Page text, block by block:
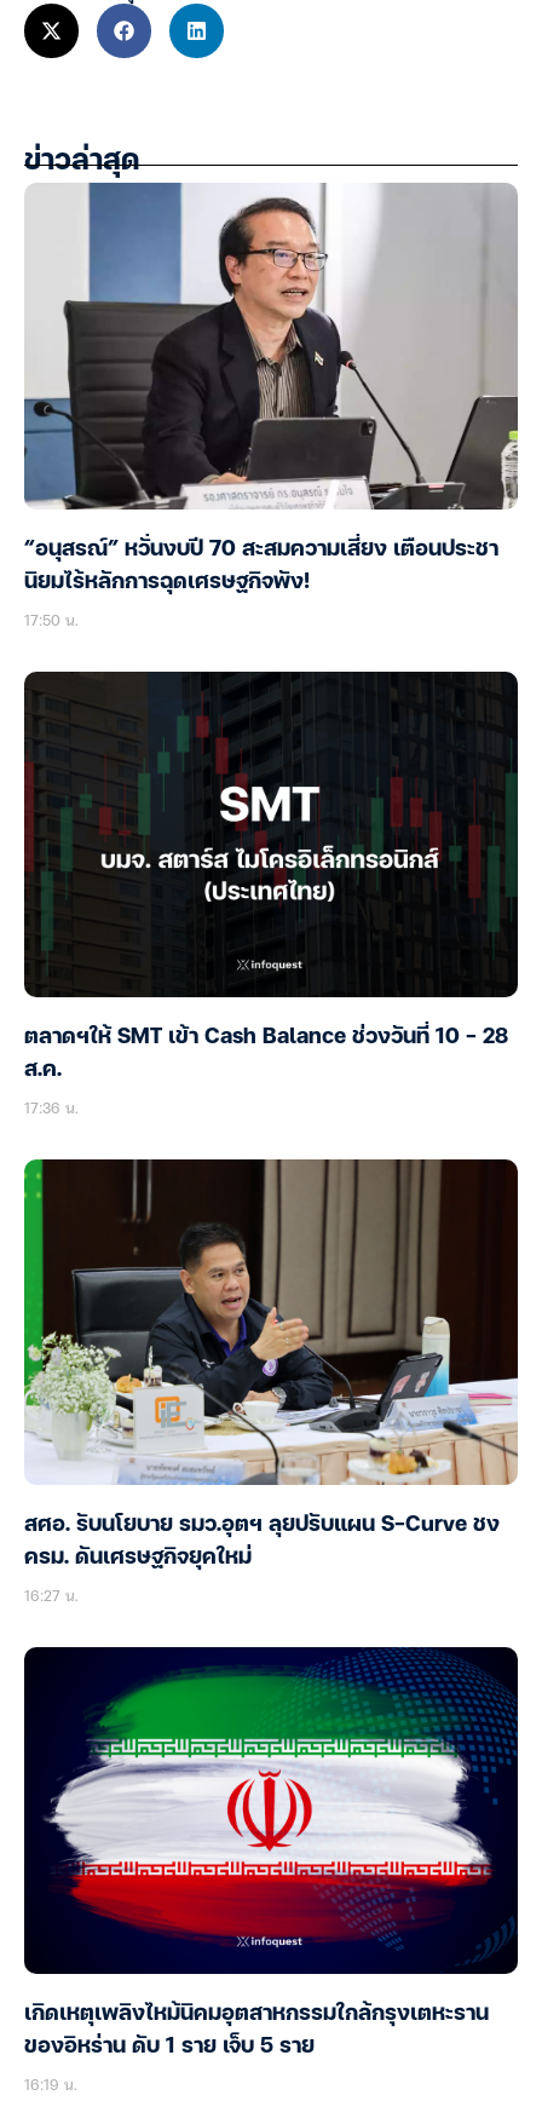
ข่าวล่าสุด
“อนุสรณ์” หวั่นงบปี 70 สะสมความเสี่ยง เตือนประชา
นิยมไร้หลักการฉุดเศรษฐกิจพัง!
17:50 น.
ตลาดฯให้ SMT เข้า Cash Balance ช่วงวันที่ 10 – 28
ส.ค.
17:36 น.
สศอ. รับนโยบาย รมว.อุตฯ ลุยปรับแผน S-Curve ชง
ครม. ดันเศรษฐกิจยุคใหม่
16:27 น.
เกิดเหตุเพลิงไหม้นิคมอุตสาหกรรมใกล้กรุงเตหะราน
ของอิหร่าน ดับ 1 ราย เจ็บ 5 ราย
16:19 น.